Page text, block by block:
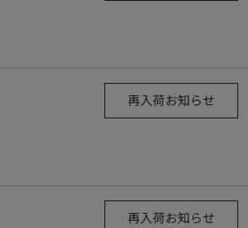
再入荷お知らせ
再入荷お知らせ